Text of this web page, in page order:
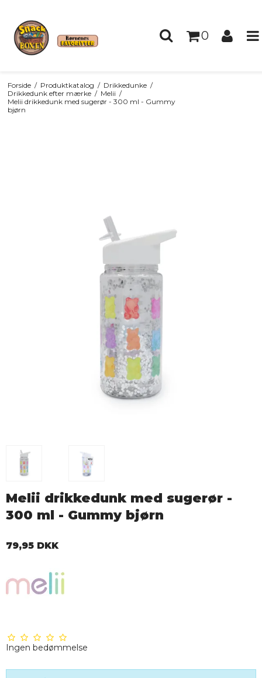
0
Forside / Produktkatalog / Drikkedunke /
Drikkedunk efter mærke / Melii /
Melii drikkedunk med sugerør - 300 ml - Gummy
bjørn
Melii drikkedunk med sugerør -
300 ml - Gummy bjørn
79,95 DKK
Ingen bedømmelse